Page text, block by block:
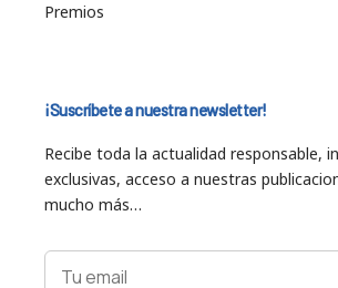
Premios
¡Suscríbete a nuestra newsletter!
Recibe toda la actualidad responsable,
exclusivas, acceso a nuestras
mucho más…